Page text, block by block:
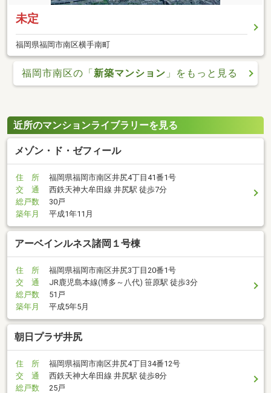
未定
福岡県福岡市南区横手南町
福岡市南区の「新築マンション 」をもっと見る
近所のマンションライブラリーを見る
メゾン・ド・ゼフィール
住 所
福岡県福岡市南区井尻4丁目41番1号
交 通
西鉄天神大牟田線 井尻駅 徒歩7分
総戸数
30戸
築年月
平成1年11月
アーベインルネス諸岡１号棟
住 所
福岡県福岡市南区井尻3丁目20番1号
交 通
JR鹿児島本線(博多～八代) 笹原駅 徒歩3分
総戸数
51戸
築年月
平成5年5月
朝日プラザ井尻
住 所
福岡県福岡市南区井尻4丁目34番12号
交 通
西鉄天神大牟田線 井尻駅 徒歩8分
総戸数
25戸